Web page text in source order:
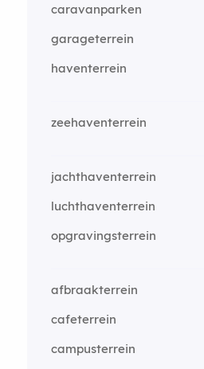
caravanparken
garageterrein
haventerrein
zeehaventerrein
jachthaventerrein
luchthaventerrein
opgravingsterrein
afbraakterrein
cafeterrein
campusterrein